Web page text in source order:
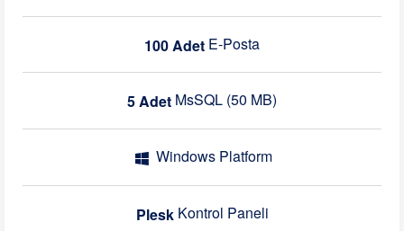
100 Adet E-Posta
5 Adet MsSQL (50 MB)
Windows Platform
PleskKontrol Paneli